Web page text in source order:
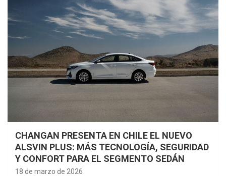
CHANGAN PRESENTA EN CHILE EL NUEVO
ALSVIN PLUS: MÁS TECNOLOGÍA, SEGURIDAD
Y CONFORT PARA EL SEGMENTO SEDÁN
18 de marzo de 2026